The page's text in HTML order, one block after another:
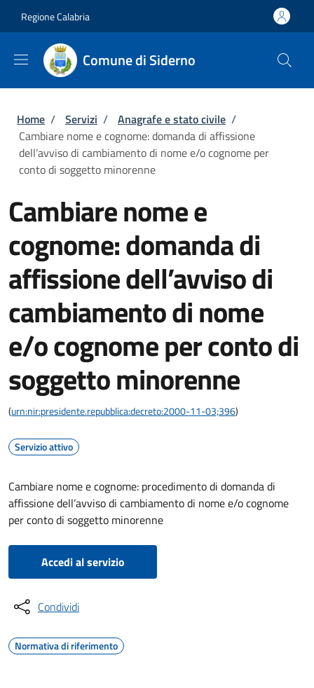
Regione Calabria
Comune di Siderno
Briciole di pane
Home / Servizi / Anagrafe e stato civile /
Cambiare nome e cognome: domanda di affissione
dell’avviso di cambiamento di nome e/o cognome per
conto di soggetto minorenne
Cambiare nome e
cognome: domanda di
affissione dell’avviso di
cambiamento di nome
e/o cognome per conto di
soggetto minorenne
(urn:nir:presidente.repubblica:decreto:2000-11-03;396)
Servizio attivo
Cambiare nome e cognome: procedimento di domanda di
affissione dell’avviso di cambiamento di nome e/o cognome
per conto di soggetto minorenne
Accedi al servizio
Condividi
Normativa di riferimento